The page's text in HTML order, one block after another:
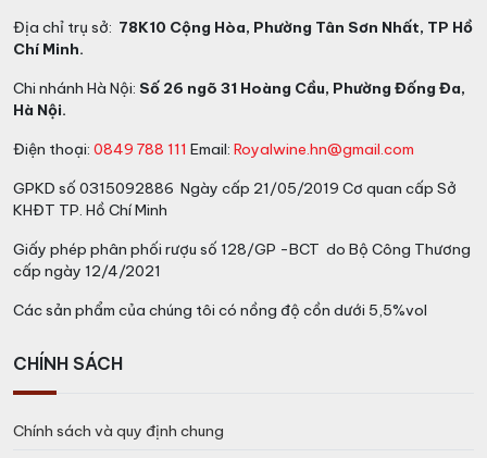
Địa chỉ trụ sở: 78K10 Cộng Hòa, Phường Tân Sơn Nhất, TP Hồ
Chí Minh.
Chi nhánh Hà Nội: Số 26 ngõ 31 Hoàng Cầu, Phường Đống Đa,
Hà Nội.
Điện thoại: 0849 788 111 Email: Royalwine.hn@gmail.com
GPKD số 0315092886 Ngày cấp 21/05/2019 Cơ quan cấp Sở
KHĐT TP. Hồ Chí Minh
Giấy phép phân phối rượu số 128/GP -BCT do Bộ Công Thương
cấp ngày 12/4/2021
Các sản phẩm của chúng tôi có nồng độ cồn dưới 5,5%vol
CHÍNH SÁCH
Chính sách và quy định chung